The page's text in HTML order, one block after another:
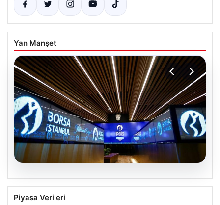
Yan Manşet
06.08.2026
Yatırım araçlarının haftalık performansı
nasıl oldu?
Piyasa Verileri